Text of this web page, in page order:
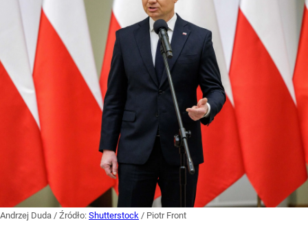
Andrzej Duda / Źródło: Shutterstock / Piotr Front